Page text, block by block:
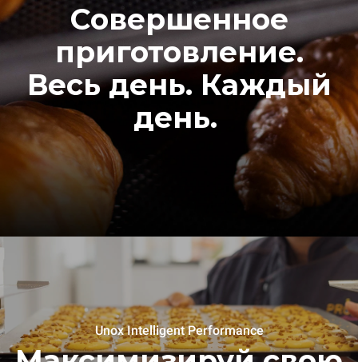
Совершенное
приготовление.
Весь день. Каждый
день.
Unox Intelligent Performance